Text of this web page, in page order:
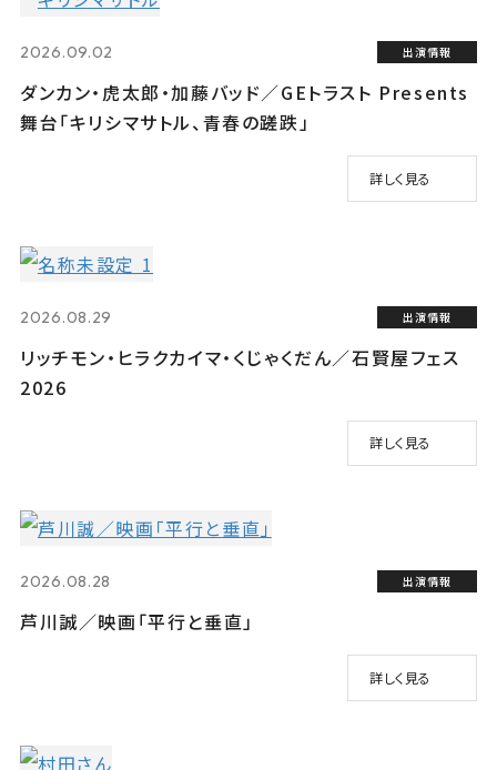
2026.09.02 出演情報
ダンカン・虎太郎・加藤バッド／GEトラスト Presents
舞台「キリシマサトル、青春の蹉跌」
詳しく見る
2026.08.29 出演情報
リッチモン・ヒラクカイマ・くじゃくだん／石賢屋フェス
2026
詳しく見る
2026.08.28 出演情報
芦川誠／映画「平行と垂直」
詳しく見る